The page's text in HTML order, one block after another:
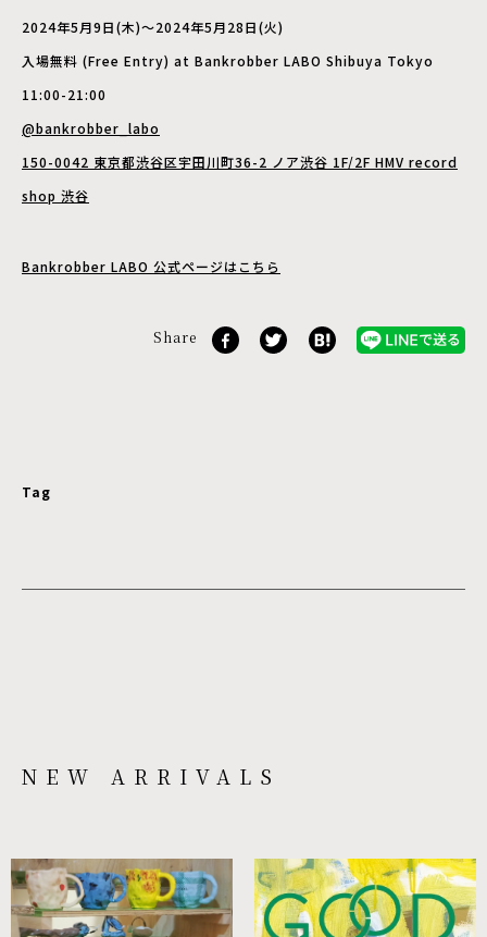
2024年5月9日(木)～2024年5月28日(火)
入場無料 (Free Entry) at Bankrobber LABO Shibuya Tokyo
11:00-21:00
@bankrobber_labo
150-0042 東京都渋谷区宇田川町36-2 ノア渋谷 1F/2F HMV record
shop 渋谷
Bankrobber LABO 公式ページはこちら
Share
Tag
NEW ARRIVALS